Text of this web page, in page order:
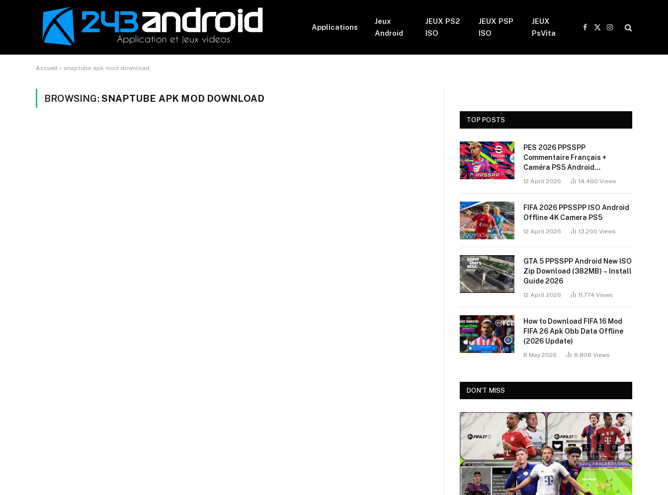
Applications
Jeux
Android
JEUX PS2
ISO
JEUX PSP
ISO
JEUX
PsVita
Facebook
X
Instagram
Accueil » snaptube apk mod download
BROWSING:SNAPTUBE APK MOD DOWNLOAD
TOP POSTS
PES 2026 PPSSPP
Commentaire Français +
Caméra PS5 Android
(Installation Sans Bug + 60
12 April 2026 14,460 Views
FIFA 2026 PPSSPP ISO Android
Offline 4K Camera PS5
12 April 2026 13,200 Views
GTA 5 PPSSPP Android New ISO
Zip Download (382MB) – Install
Guide 2026
12 April 2026 11,774 Views
How to Download FIFA 16 Mod
FIFA 26 Apk Obb Data Offline
(2026 Update)
8 May 2026 8,808 Views
DON'T MISS